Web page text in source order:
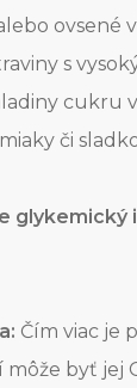
ovsené
s
cukru v
či
glykemický
Čím viac je
môže byť jej